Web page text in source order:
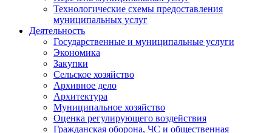
Технологические схемы предоставления
муниципальных услуг
Деятельность
Государственные и муниципальные услуги
Экономика
Закупки
Сельское хозяйство
Архивное дело
Архитектура
Муниципальное хозяйство
Оценка регулирующего воздействия
Гражданская оборона, ЧС и общественная